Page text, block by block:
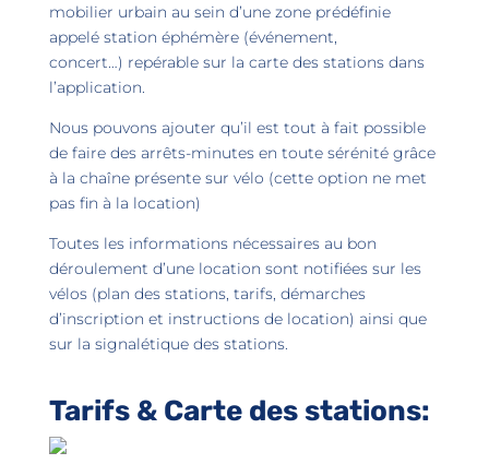
mobilier urbain au sein d’une zone prédéfinie
appelé station éphémère (événement,
concert…) repérable sur la carte des stations dans
l’application.
Nous pouvons ajouter qu’il est tout à fait possible
de faire des arrêts-minutes en toute sérénité grâce
à la chaîne présente sur vélo (cette option ne met
pas fin à la location)
Toutes les informations nécessaires au bon
déroulement d’une location sont notifiées sur les
vélos (plan des stations, tarifs, démarches
d’inscription et instructions de location) ainsi que
sur la signalétique des stations.
Tarifs & Carte des stations: